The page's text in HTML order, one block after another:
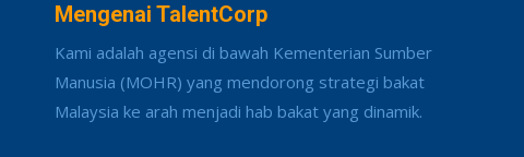
Mengenai TalentCorp
Kami adalah agensi di bawah Kementerian Sumber
Manusia (MOHR) yang mendorong strategi bakat
Malaysia ke arah menjadi hab bakat yang dinamik.